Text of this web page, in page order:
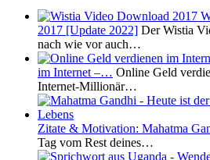
2017 [Update 2022] Der Wistia
nach wie vor auch…
im Internet –… Online Geld
Internet-Millionär…
Zitate & Motivation: Mahatma
Tag vom Rest deines…